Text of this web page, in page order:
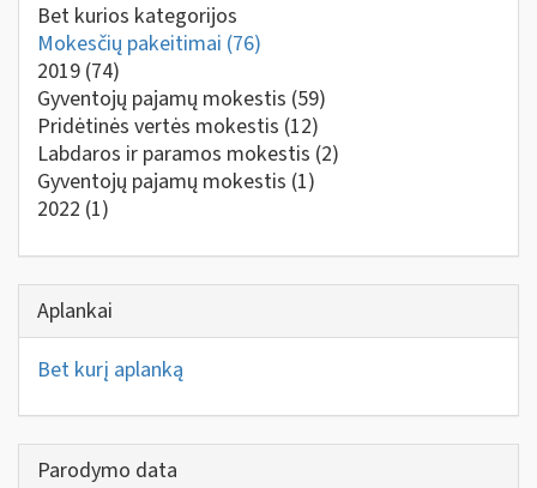
Bet kurios kategorijos
Mokesčių pakeitimai (76)
2019 (74)
Gyventojų pajamų mokestis (59)
Pridėtinės vertės mokestis (12)
Labdaros ir paramos mokestis (2)
Gyventojų pajamų mokestis (1)
2022 (1)
Aplankai
Bet kurį aplanką
Parodymo data